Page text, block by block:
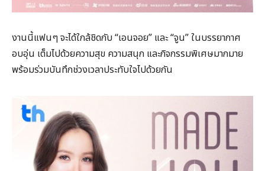
งานนี้แฟนๆ จะได้ใกล้ชิดกับ “เอนจอย” และ “จูน” ในบรรยากาศ
อบอุ่น เต็มไปด้วยความสุข ความสนุก และกิจกรรมพิเศษมากมาย
พร้อมร่วมบันทึกช่วงเวลาประทับใจไปด้วยกัน